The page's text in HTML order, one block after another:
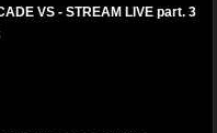
VS - STREAM LIVE part. 3